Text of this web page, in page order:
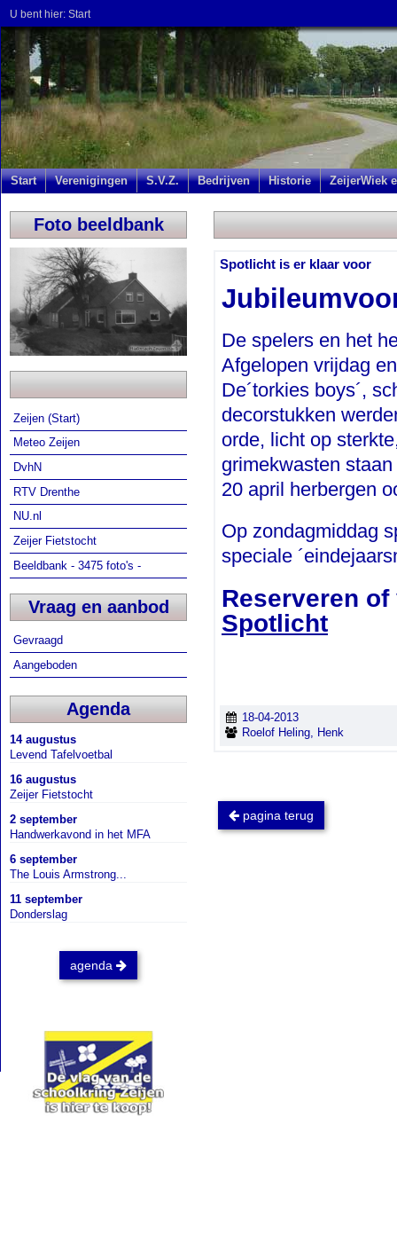
U bent hier: Start
Start Verenigingen S.V.Z. Bedrijven Historie ZeijerWiek
Foto beeldbank
Zeijen (Start)
Meteo Zeijen
DvhN
RTV Drenthe
NU.nl
Zeijer Fietstocht
Beeldbank - 3475 foto's -
Vraag en aanbod
Gevraagd
Aangeboden
Agenda
14 augustus
Levend Tafelvoetbal
16 augustus
Zeijer Fietstocht
2 september
Handwerkavond in het MFA
6 september
The Louis Armstrong...
11 september
Donderslag
agenda
Spotlicht is er klaar voor
De spelers en het
Afgelopen vrijdag
De´torkies boys´,
decorstukken
orde, licht op
grimekwasten
20 april herbergen
Op zondagmiddag
speciale
Reserveren
Spotlicht
18-04-2013
Roelof Heling, Henk
pagina terug